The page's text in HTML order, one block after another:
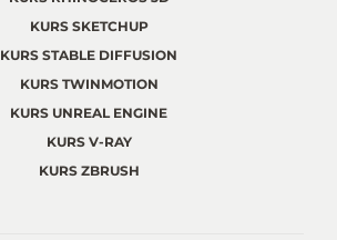
KURS SKETCHUP
KURS STABLE DIFFUSION
KURS TWINMOTION
KURS UNREAL ENGINE
KURS V-RAY
KURS ZBRUSH